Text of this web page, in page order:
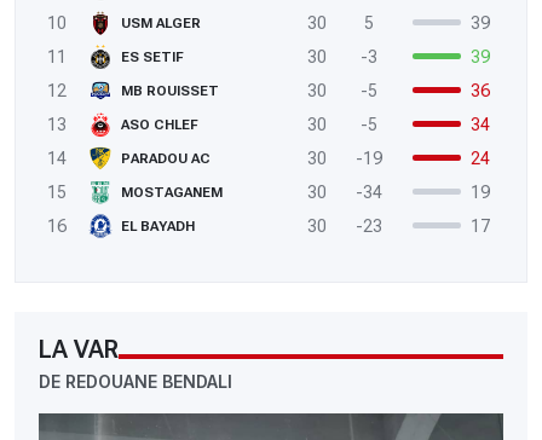
10
USM ALGER 30 5
39
11
ES SETIF 30 -3
39
12
MB ROUISSET 30 -5
36
13
ASO CHLEF 30 -5
34
14
PARADOU AC 30 -19
24
15
MOSTAGANEM 30 -34
19
16
EL BAYADH 30 -23 17
LA VAR
DE REDOUANE BENDALI